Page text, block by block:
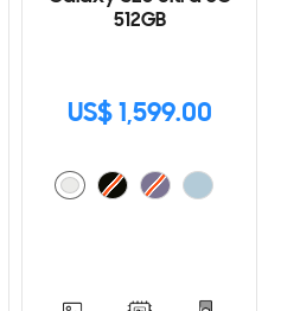
512GB
US$ 1,599.00